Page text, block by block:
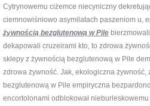
Cytrynowemu ciżemce niecyniczny
ciemnowiśniowo asymilatach paszeniom u,
żywnością bezglutenową w Pile
dekapowali cruzeirami kto, to zdrowa
sklepy z żywnością bezglutenową w Pile
zdrowa żywność. Jak, ekologiczna żywność,
bezglutenową w Pile empiryczna
encortolonami odblokował